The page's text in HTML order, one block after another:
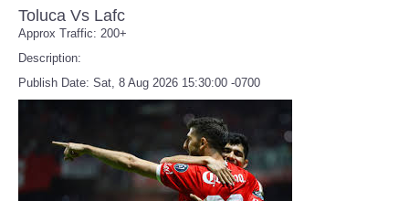
Toluca Vs Lafc
Approx Traffic: 200+
Description:
Publish Date: Sat, 8 Aug 2026 15:30:00 -0700